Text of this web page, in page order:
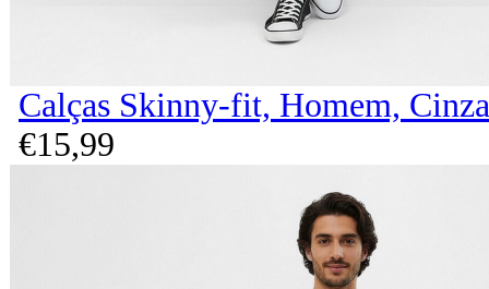
Calças Skinny-fit, Homem, Cinza
€15,99